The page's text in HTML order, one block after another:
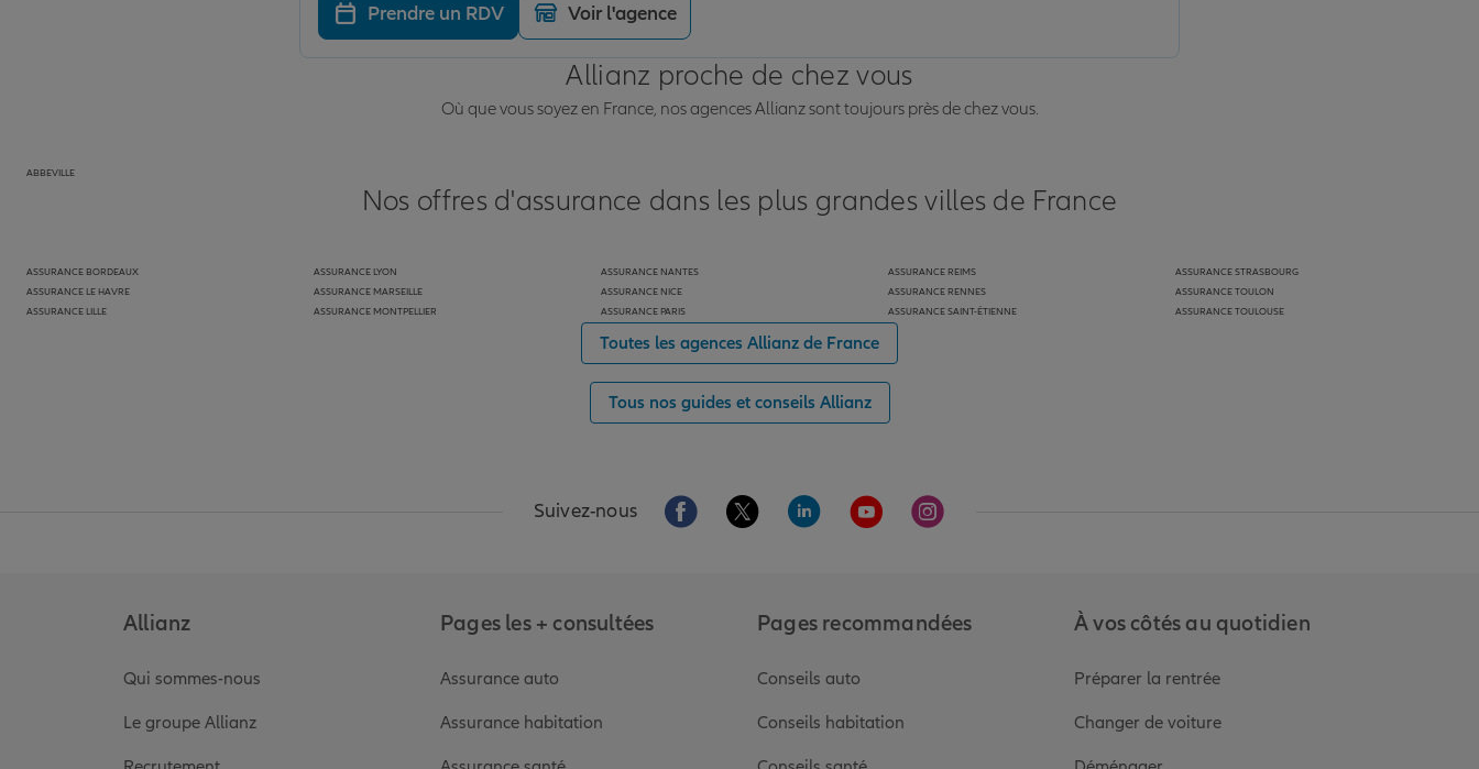
Prendre un RDV Voir l'agence
Allianz proche de chez vous
Où que vous soyez en France, nos agences Allianz sont toujours près de chez vous.
ABBEVILLE
Nos offres d'assurance dans les plus grandes villes de France
ASSURANCE BORDEAUX
ASSURANCE LE HAVRE
ASSURANCE LILLE
ASSURANCE LYON
ASSURANCE MARSEILLE
ASSURANCE MONTPELLIER
ASSURANCE NANTES
ASSURANCE NICE
ASSURANCE PARIS
ASSURANCE REIMS
ASSURANCE RENNES
ASSURANCE SAINT-ÉTIENNE
ASSURANCE STRASBOURG
ASSURANCE TOULON
ASSURANCE TOULOUSE
Toutes les agences Allianz de France
Tous nos guides et conseils Allianz
Suivez-nous Aller sur la page Facebook de Allianz
Aller sur la page Twitter de Allianz
Aller sur la page Linkedin de Allianz
Aller sur la page Youtube de Allianz
Aller sur la page Instagram de Allianz
Allianz
Qui sommes-nous
Le groupe Allianz
Pages les + consultées
Assurance auto
Assurance habitation
Pages recommandées
Conseils auto
Conseils habitation
À vos côtés au quotidien
Préparer la rentrée
Changer de voiture